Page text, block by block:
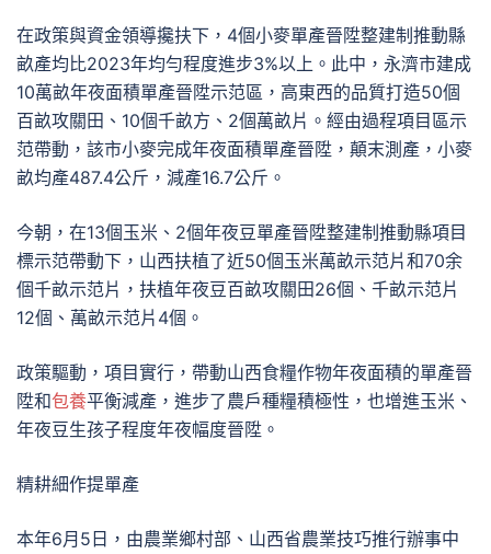
在政策與資金領導攙扶下，4個小麥單產晉陞整建制推動縣
畝產均比2023年均勻程度進步3%以上。此中，永濟市建成
10萬畝年夜面積單產晉陞示范區，高東西的品質打造50個
百畝攻關田、10個千畝方、2個萬畝片。經由過程項目區示
范帶動，該市小麥完成年夜面積單產晉陞，顛末測產，小麥
畝均產487.4公斤，減產16.7公斤。
今朝，在13個玉米、2個年夜豆單產晉陞整建制推動縣項目
標示范帶動下，山西扶植了近50個玉米萬畝示范片和70余
個千畝示范片，扶植年夜豆百畝攻關田26個、千畝示范片
12個、萬畝示范片4個。
政策驅動，項目實行，帶動山西食糧作物年夜面積的單產晉
陞和包養平衡減產，進步了農戶種糧積極性，也增進玉米、
年夜豆生孩子程度年夜幅度晉陞。
精耕細作提單產
本年6月5日，由農業鄉村部、山西省農業技巧推行辦事中